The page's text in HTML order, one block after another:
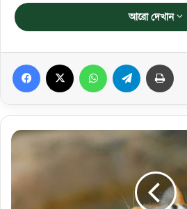
আরো দেখান